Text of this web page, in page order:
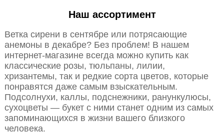
Наш ассортимент
Ветка сирени в сентябре или потрясающие
анемоны в декабре? Без проблем! В нашем
интернет-магазине всегда можно купить как
классические розы, тюльпаны, лилии,
хризантемы, так и редкие сорта цветов, которые
понравятся даже самым взыскательным.
Подсолнухи, каллы, подснежники, ранункулюсы,
сухоцветы — букет с ними станет одним из самых
запоминающихся в жизни вашего близкого
человека.